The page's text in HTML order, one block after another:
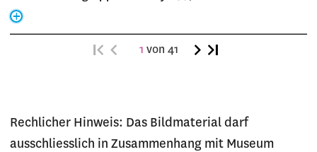
1 von 41
Rechlicher Hinweis: Das Bildmaterial darf
ausschliesslich in Zusammenhang mit Museum